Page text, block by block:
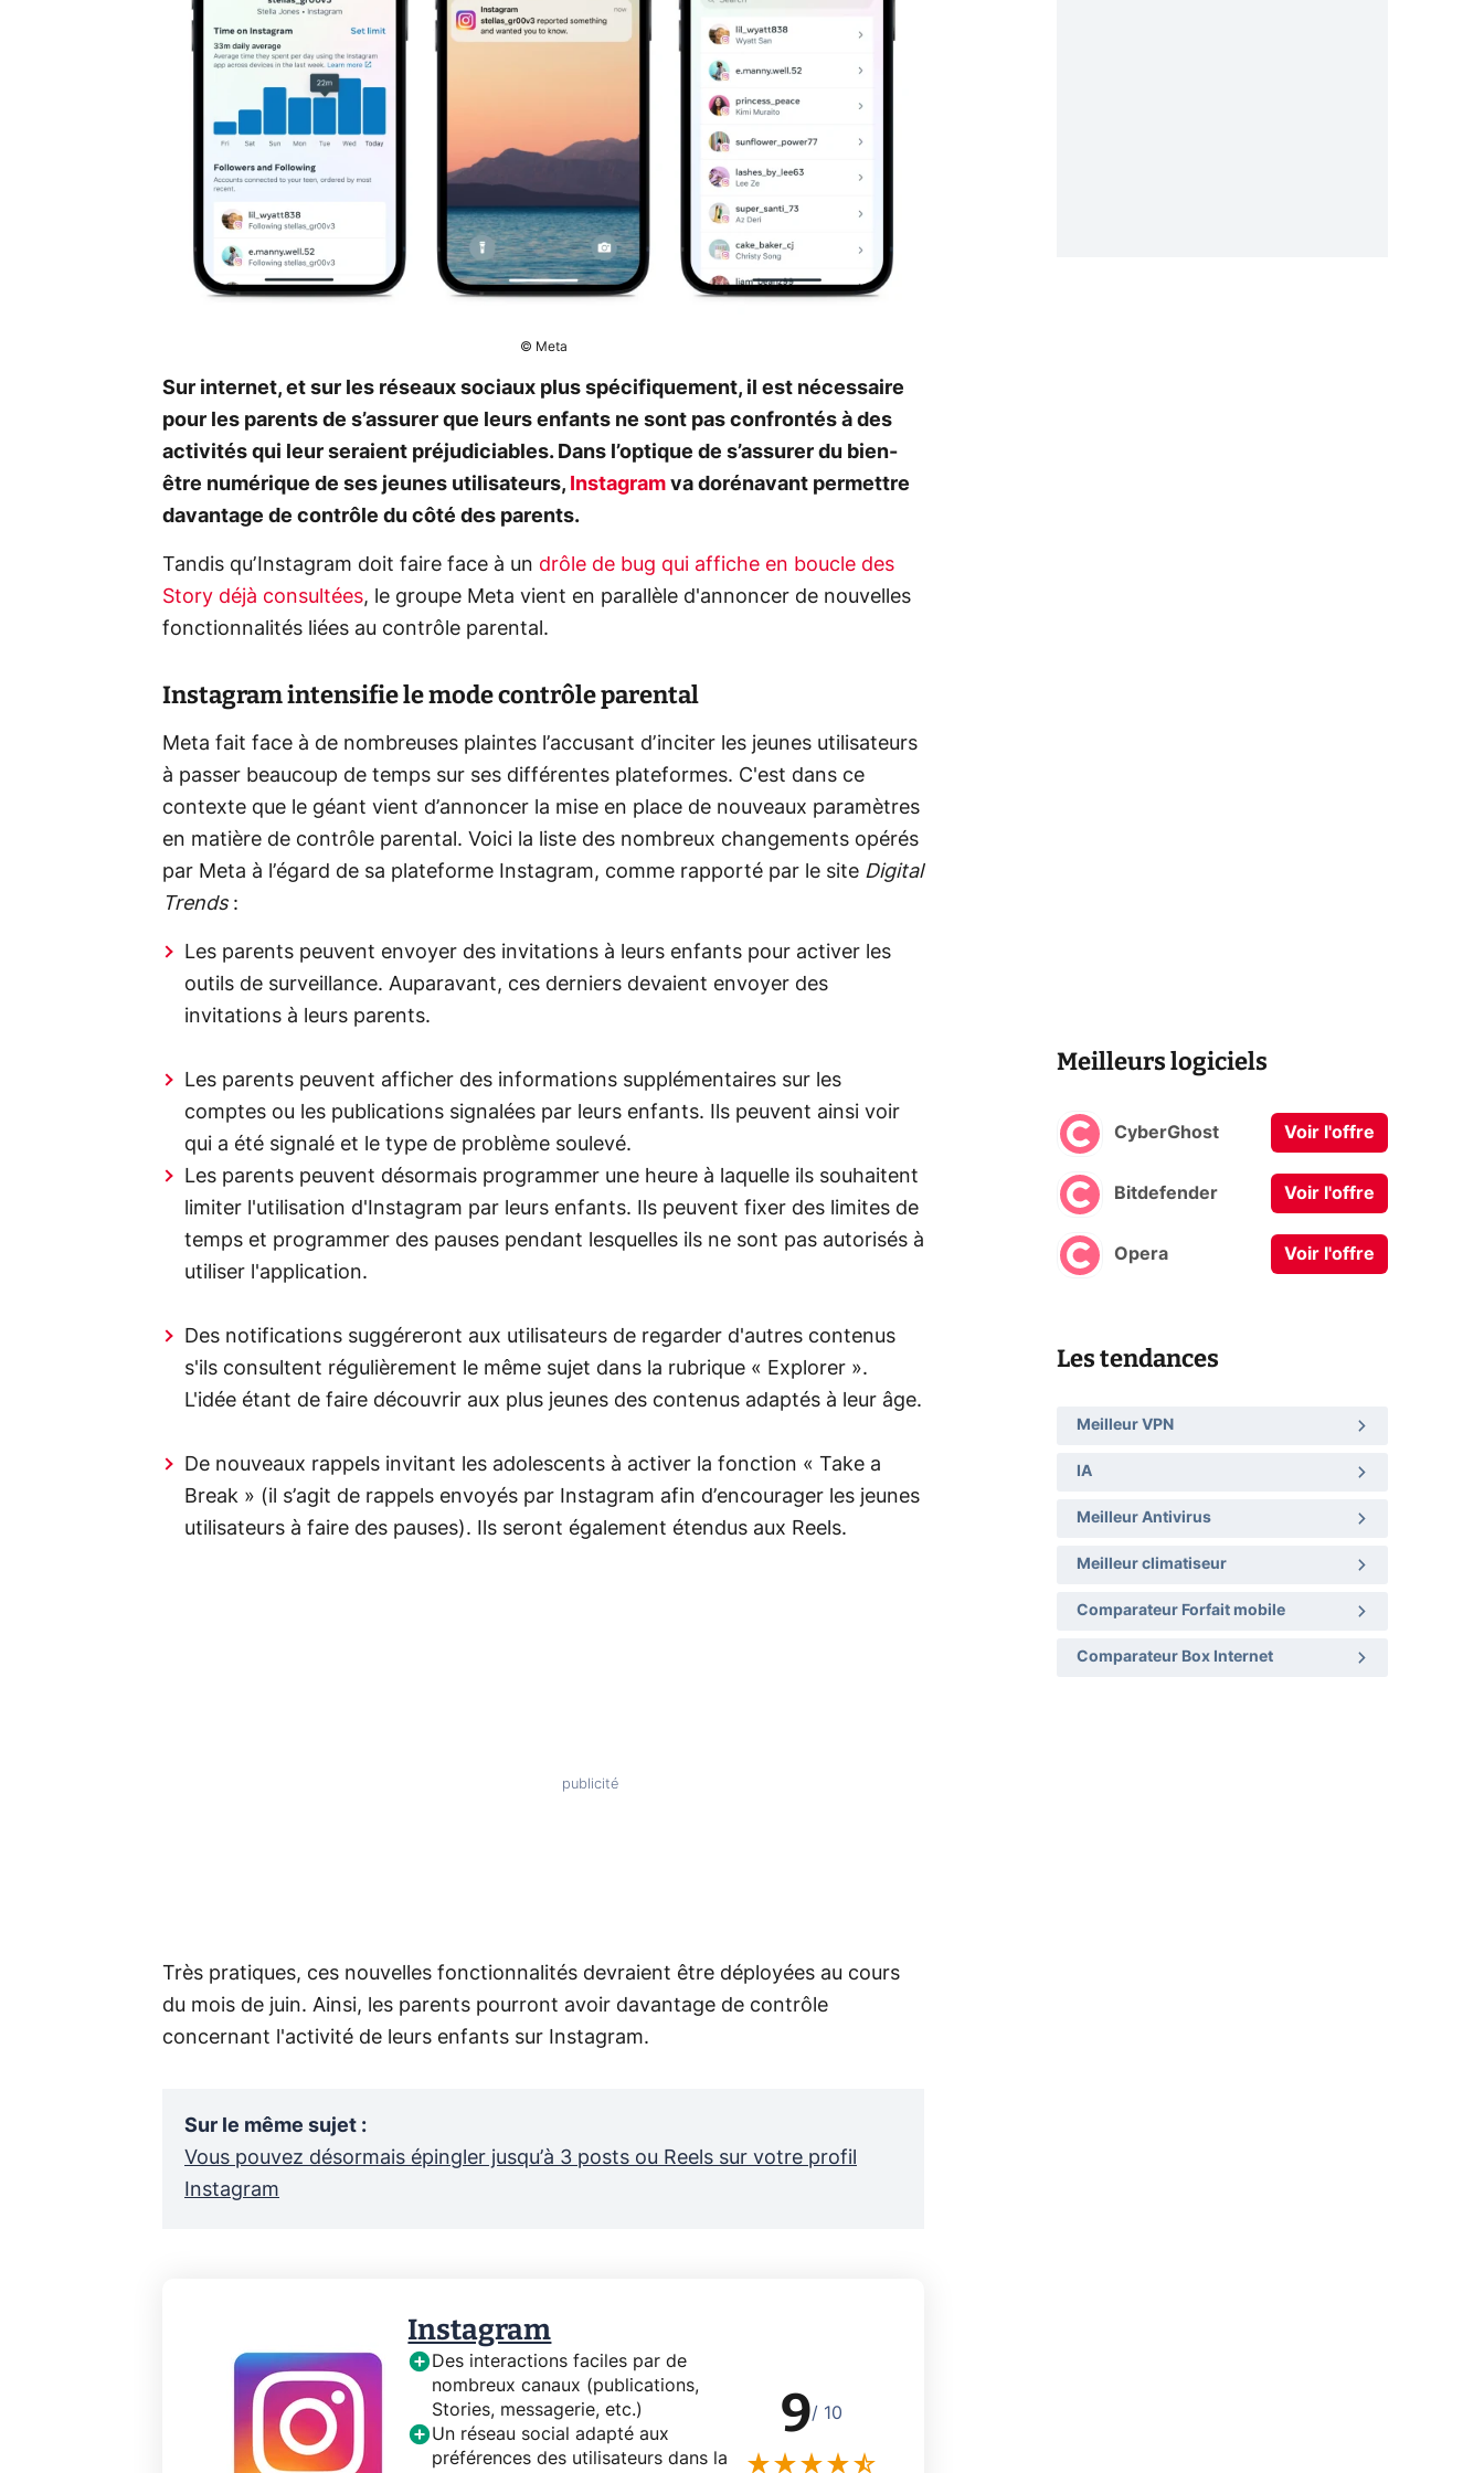
© Meta
Sur internet, et sur les réseaux sociaux plus spécifiquement, il est nécessaire
pour les parents de s’assurer que leurs enfants ne sont pas confrontés à des
activités qui leur seraient préjudiciables. Dans l’optique de s’assurer du bien-
être numérique de ses jeunes utilisateurs, Instagram va dorénavant permettre
davantage de contrôle du côté des parents.
Tandis qu’Instagram doit faire face à un drôle de bug qui affiche en boucle des
Story déjà consultées, le groupe Meta vient en parallèle d'annoncer de nouvelles
fonctionnalités liées au contrôle parental.
Instagram intensifie le mode contrôle parental
Meta fait face à de nombreuses plaintes l’accusant d’inciter les jeunes utilisateurs
à passer beaucoup de temps sur ses différentes plateformes. C'est dans ce
contexte que le géant vient d’annoncer la mise en place de nouveaux paramètres
en matière de contrôle parental. Voici la liste des nombreux changements opérés
par Meta à l’égard de sa plateforme Instagram, comme rapporté par le site Digital
Trends:
Les parents peuvent envoyer des invitations à leurs enfants pour activer les
outils de surveillance. Auparavant, ces derniers devaient envoyer des
invitations à leurs parents.
Les parents peuvent afficher des informations supplémentaires sur les
comptes ou les publications signalées par leurs enfants. Ils peuvent ainsi voir
qui a été signalé et le type de problème soulevé.
Les parents peuvent désormais programmer une heure à laquelle ils souhaitent
limiter l'utilisation d'Instagram par leurs enfants. Ils peuvent fixer des limites de
temps et programmer des pauses pendant lesquelles ils ne sont pas autorisés à
utiliser l'application.
Des notifications suggéreront aux utilisateurs de regarder d'autres contenus
s'ils consultent régulièrement le même sujet dans la rubrique « Explorer ».
L'idée étant de faire découvrir aux plus jeunes des contenus adaptés à leur âge.
De nouveaux rappels invitant les adolescents à activer la fonction « Take a
Break » (il s’agit de rappels envoyés par Instagram afin d’encourager les jeunes
utilisateurs à faire des pauses). Ils seront également étendus aux Reels.
Très pratiques, ces nouvelles fonctionnalités devraient être déployées au cours
du mois de juin. Ainsi, les parents pourront avoir davantage de contrôle
concernant l'activité de leurs enfants sur Instagram.
Sur le même sujet :
Vous pouvez désormais épingler jusqu’à 3 posts ou Reels sur votre profil
Instagram
Instagram
Des interactions faciles par de
nombreux canaux (publications,
Stories, messagerie, etc.)
Un réseau social adapté aux
préférences des utilisateurs dans la
9/ 10
Meilleurs logiciels
CyberGhost Voir l'offre
Bitdefender Voir l'offre
Opera Voir l'offre
Les tendances
Meilleur VPN
IA
Meilleur Antivirus
Meilleur climatiseur
Comparateur Forfait mobile
Comparateur Box Internet